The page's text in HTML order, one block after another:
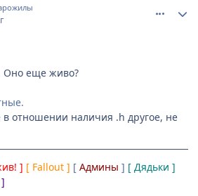
еще живо?
отношении наличия .h другое, не
] [ Fallout ] [ Админы ] [ Дядьки ]